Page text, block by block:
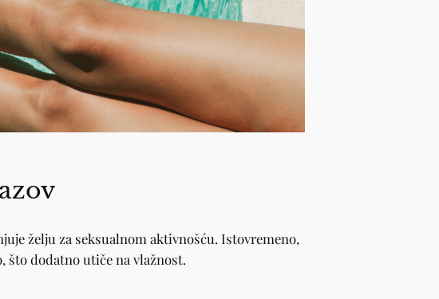
želju za seksualnom aktivnošću. Istovremeno,
što dodatno utiče na vlažnost.